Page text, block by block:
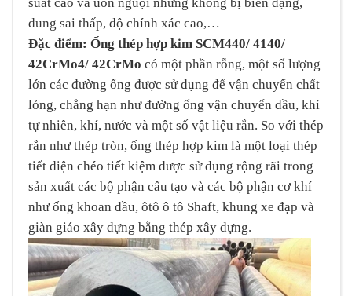
dung sai thấp, độ chính xác cao,…
Đặc điểm: Ống thép hợp kim SCM440/ 4140/
42CrMo4/ 42CrMo có một phần rỗng, một số lượng
lớn các đường ống được sử dụng để vận chuyển chất
lỏng, chẳng hạn như đường ống vận chuyển dầu, khí
tự nhiên, khí, nước và một số vật liệu rắn. So với thép
rắn như thép tròn, ống thép hợp kim là một loại thép
tiết diện chéo tiết kiệm được sử dụng rộng rãi trong
sản xuất các bộ phận cấu tạo và các bộ phận cơ khí
như ống khoan dầu, ôtô ô tô Shaft, khung xe đạp và
giàn giáo xây dựng bằng thép xây dựng.